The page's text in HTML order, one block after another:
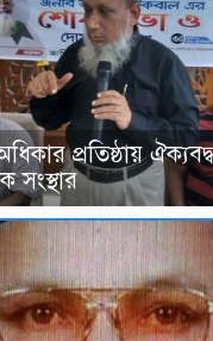
প্রতিষ্ঠায়
সংস্থার